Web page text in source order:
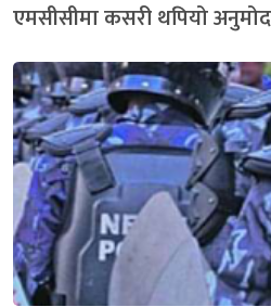
एमसीसीमा कसरी थपियो